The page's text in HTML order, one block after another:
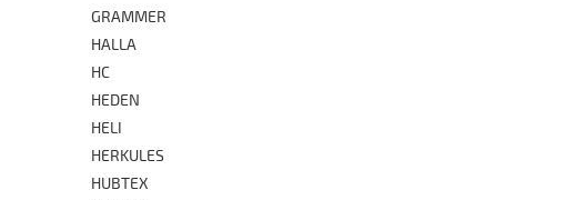
GRAMMER
HALLA
HC
HEDEN
HELI
HERKULES
HUBTEX